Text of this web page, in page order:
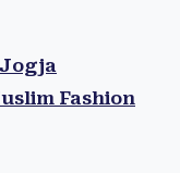
Fashion